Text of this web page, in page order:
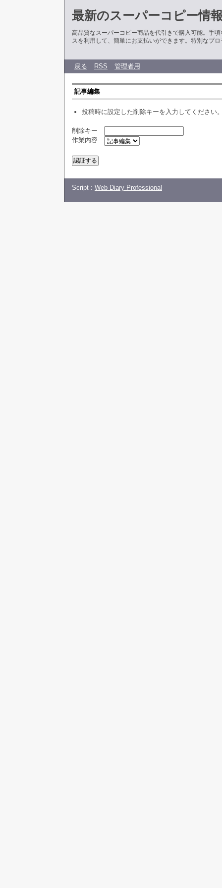
最新のスーパーコピー情
高品質なスーパーコピー商品を代引きで購入可能。手
スを利用して、簡単にお支払いができます。特別なプ
戻る RSS 管理者用
記事編集
投稿時に設定した削除キーを入力してください
削除キー
作業内容
Script : Web Diary Professional